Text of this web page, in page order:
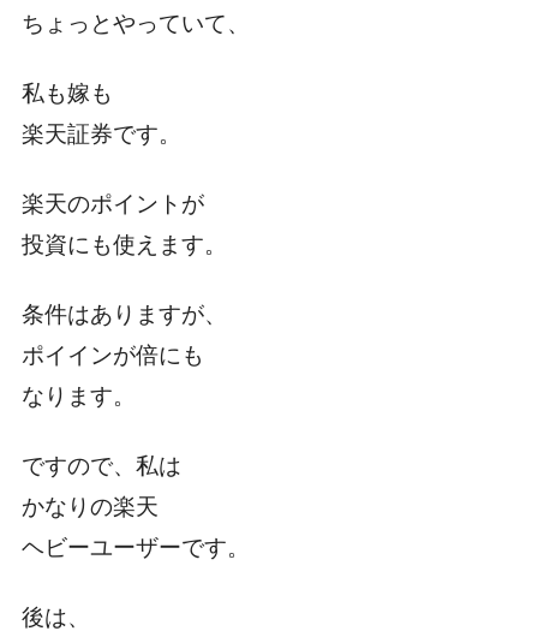
ちょっとやっていて、
私も嫁も
楽天証券です。
楽天のポイントが
投資にも使えます。
条件はありますが、
ポイインが倍にも
なります。
ですので、私は
かなりの楽天
ヘビーユーザーです。
後は、